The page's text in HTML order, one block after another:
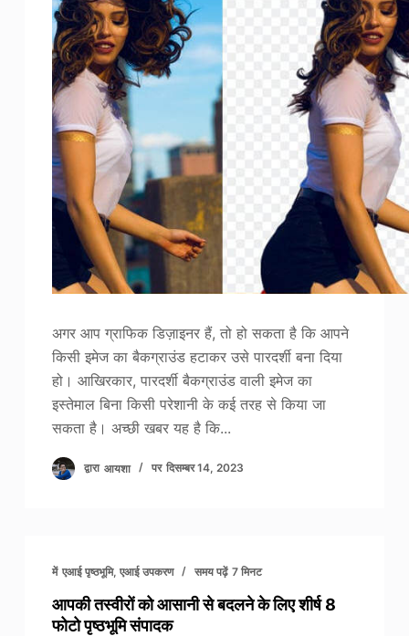
अगर आप ग्राफिक डिज़ाइनर हैं, तो हो सकता है कि आपने
किसी इमेज का बैकग्राउंड हटाकर उसे पारदर्शी बना दिया
हो। आखिरकार, पारदर्शी बैकग्राउंड वाली इमेज का
इस्तेमाल बिना किसी परेशानी के कई तरह से किया जा
सकता है। अच्छी खबर यह है कि...
द्वारा आयशा पर दिसम्बर 14, 2023
में एआई पृष्ठभूमि, एआई उपकरण समय पढ़ें 7 मिनट
आपकी तस्वीरों को आसानी से बदलने के लिए शीर्ष 8
फोटो पृष्ठभूमि संपादक